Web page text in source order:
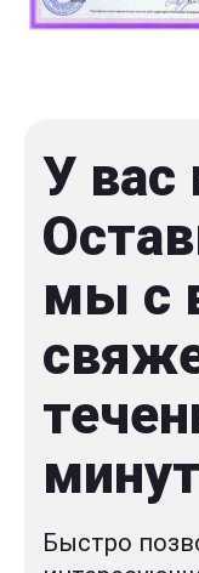
У вас
мы с
минут
Быстро